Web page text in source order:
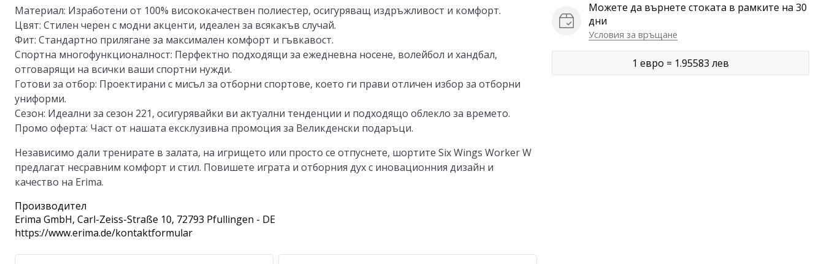
Можете да върнете стоката в рамките на 30
дни
Условия за връщане
1 евро = 1.95583 лев
Материал: Изработени от 100% висококачествен полиестер, осигуряващ издръжливост и комфорт.
Цвят: Стилен черен с модни акценти, идеален за всякакъв случай.
Фит: Стандартно прилягане за максимален комфорт и гъвкавост.
Спортна многофункционалност: Перфектно подходящи за ежедневна носене, волейбол и хандбал,
отговарящи на всички ваши спортни нужди.
Готови за отбор: Проектирани с мисъл за отборни спортове, което ги прави отличен избор за отборни
униформи.
Сезон: Идеални за сезон 221, осигурявайки ви актуални тенденции и подходящо облекло за времето.
Промо оферта: Част от нашата ексклузивна промоция за Великденски подаръци.
Независимо дали тренирате в залата, на игрището или просто се отпуснете, шортите Six Wings Worker W
предлагат несравним комфорт и стил. Повишете играта и отборния дух с иновационния дизайн и
качество на Erima.
Производител
Erima GmbH, Carl-Zeiss-Straße 10, 72793 Pfullingen - DE
https://www.erima.de/kontaktformular